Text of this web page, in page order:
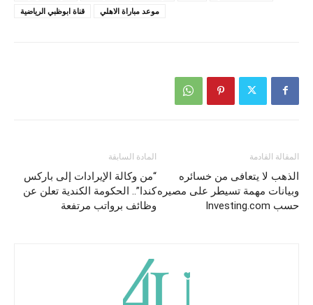
قناة ابوظبي الرياضية
موعد مباراة الاهلي
المادة السابقة
“من وكالة الإيرادات إلى باركس
كندا”.. الحكومة الكندية تعلن عن
وظائف برواتب مرتفعة
المقالة القادمة
الذهب لا يتعافى من خسائره
وبيانات مهمة تسيطر على مصيره
حسب Investing.com